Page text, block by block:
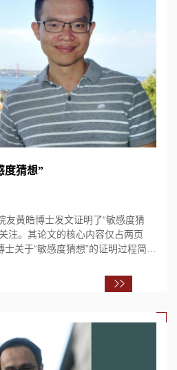
度猜想”
友黄皓博士发文证明了“敏感度猜
注。其论文的核心内容仅占两页
关于“敏感度猜想”的证明过程简洁